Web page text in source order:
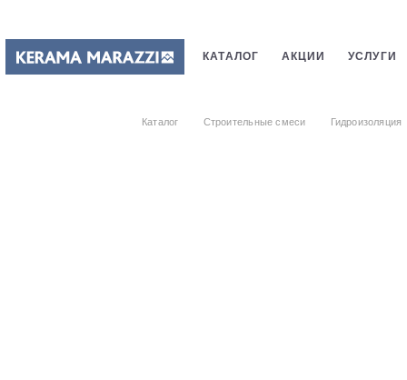
КАТАЛОГ АКЦИИ УСЛУГИ
Каталог Строительные смеси Гидроизоляция